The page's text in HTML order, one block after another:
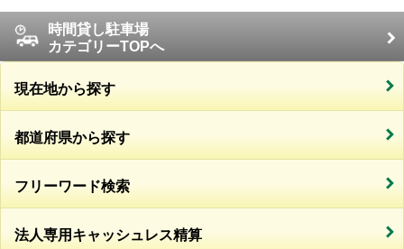
時間貸し駐車場
カテゴリーTOPへ
現在地から探す
都道府県から探す
フリーワード検索
法人専用キャッシュレス精算